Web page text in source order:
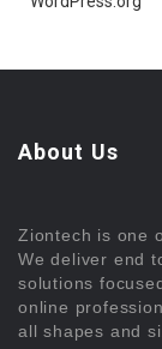
About Us
Ziontech is one
We deliver end
solutions
online
all shapes and